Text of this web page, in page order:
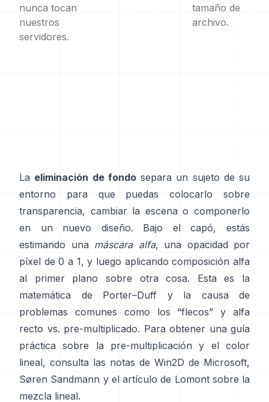
nunca tocan
nuestros
servidores.
tamaño de
archivo.
La eliminación de fondosepara un sujeto de su
entorno para que puedas colocarlo sobre
transparencia, cambiar la escena o componerlo
en un nuevo diseño. Bajo el capó, estás
estimando una máscara alfa, una opacidad por
píxel de 0 a 1, y luego aplicando composición alfa
al primer plano sobre otra cosa. Esta es la
matemática de Porter–Duff y la causa de
problemas comunes como los “flecos” y
alfa
recto vs. pre-multiplicado. Para obtener una guía
práctica sobre la pre-multiplicación y el color
lineal, consulta las notas de Win2D de Microsoft,
Søren Sandmann y el artículo de Lomont sobre la
mezcla lineal.